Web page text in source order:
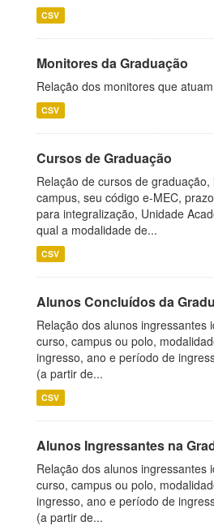
CSV
Monitores da Graduação
Relação dos monitores que
CSV
Cursos de Graduação
Relação de cursos de graduação,
campus, seu código e-MEC,
para integralização, Unidade
qual a modalidade de...
CSV
Alunos Concluídos da
Relação dos alunos ingressantes
curso, campus ou polo,
ingresso, ano e período de
(a partir de...
CSV
Alunos Ingressantes na
Relação dos alunos ingressantes
curso, campus ou polo,
ingresso, ano e período de
(a partir de...